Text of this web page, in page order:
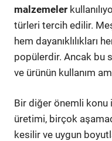
malzemeler
türleri tercih edilir.
hem dayanıklılıkları
popülerdir. Ancak bu
ve ürünün kullanım
Bir diğer önemli konu
üretimi, birçok
kesilir ve uygun